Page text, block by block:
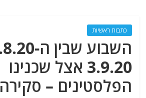
כתבות ראשיות
3.9.20 אצל שכנינו
הפלסטינים – סקירה